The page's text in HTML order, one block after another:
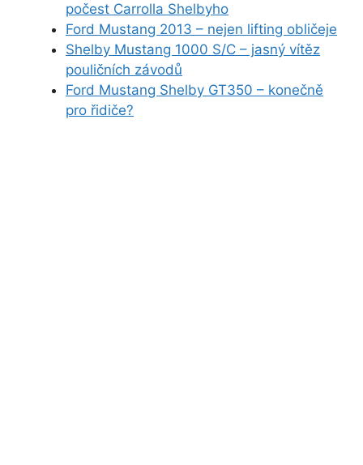
počest Carrolla Shelbyho
Ford Mustang 2013 – nejen lifting obličeje
Shelby Mustang 1000 S/C – jasný vítěz
pouličních závodů
Ford Mustang Shelby GT350 – konečně
pro řidiče?